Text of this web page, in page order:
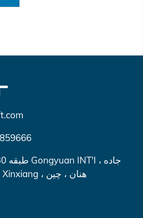
Jinsui ، شهر Xinxiang ، هنان ، چین